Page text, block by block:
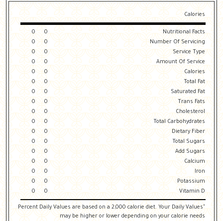
Calories
Nutritional Facts
0
0
Number Of Servicing
0
0
Service Type
0
0
Amount Of Service
0
0
Calories
0
0
Total Fat
0
0
Saturated Fat
0
0
Trans Fats
0
0
Cholesterol
0
0
Total Carbohydrates
0
0
Dietary Fiber
0
0
Total Sugars
0
0
Add Sugars
0
0
Calcium
0
0
Iron
0
0
Potassium
0
0
Vitamin D
0
0
"Percent Daily Values are based on a 2,000 calorie diet. Your Daily Values
may be higher or lower depending on your calorie needs